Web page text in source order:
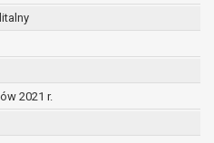
2021 r.
danych i nie ma innej
prawnej przetwarzania
przetwarzane są
z prawem,
muszą być usunięte w
się z obowiązku